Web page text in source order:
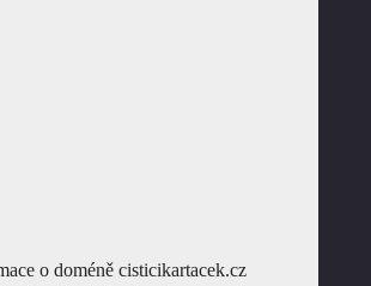
o doméně cisticikartacek.cz